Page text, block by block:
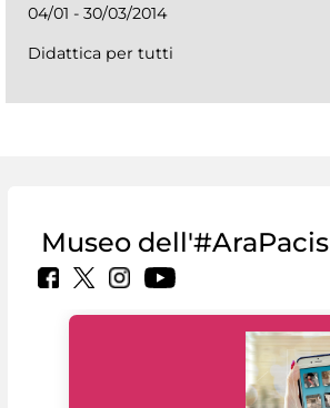
04/01 - 30/03/2014
Didattica per tutti
Museo dell'#AraPacis